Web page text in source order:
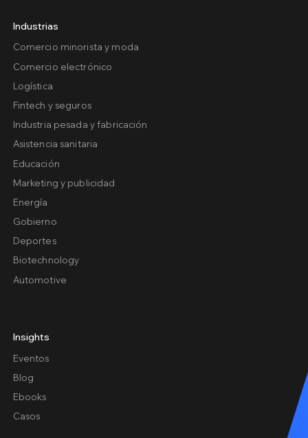
Industrias
Comercio minorista y moda
Comercio electrónico
Logística
Fintech y seguros
Industria pesada y fabricación
Asistencia sanitaria
Educación
Marketing y publicidad
Energía
Gobierno
Deportes
Biotechnology
Automotive
Insights
Eventos
Blog
Ebooks
Casos